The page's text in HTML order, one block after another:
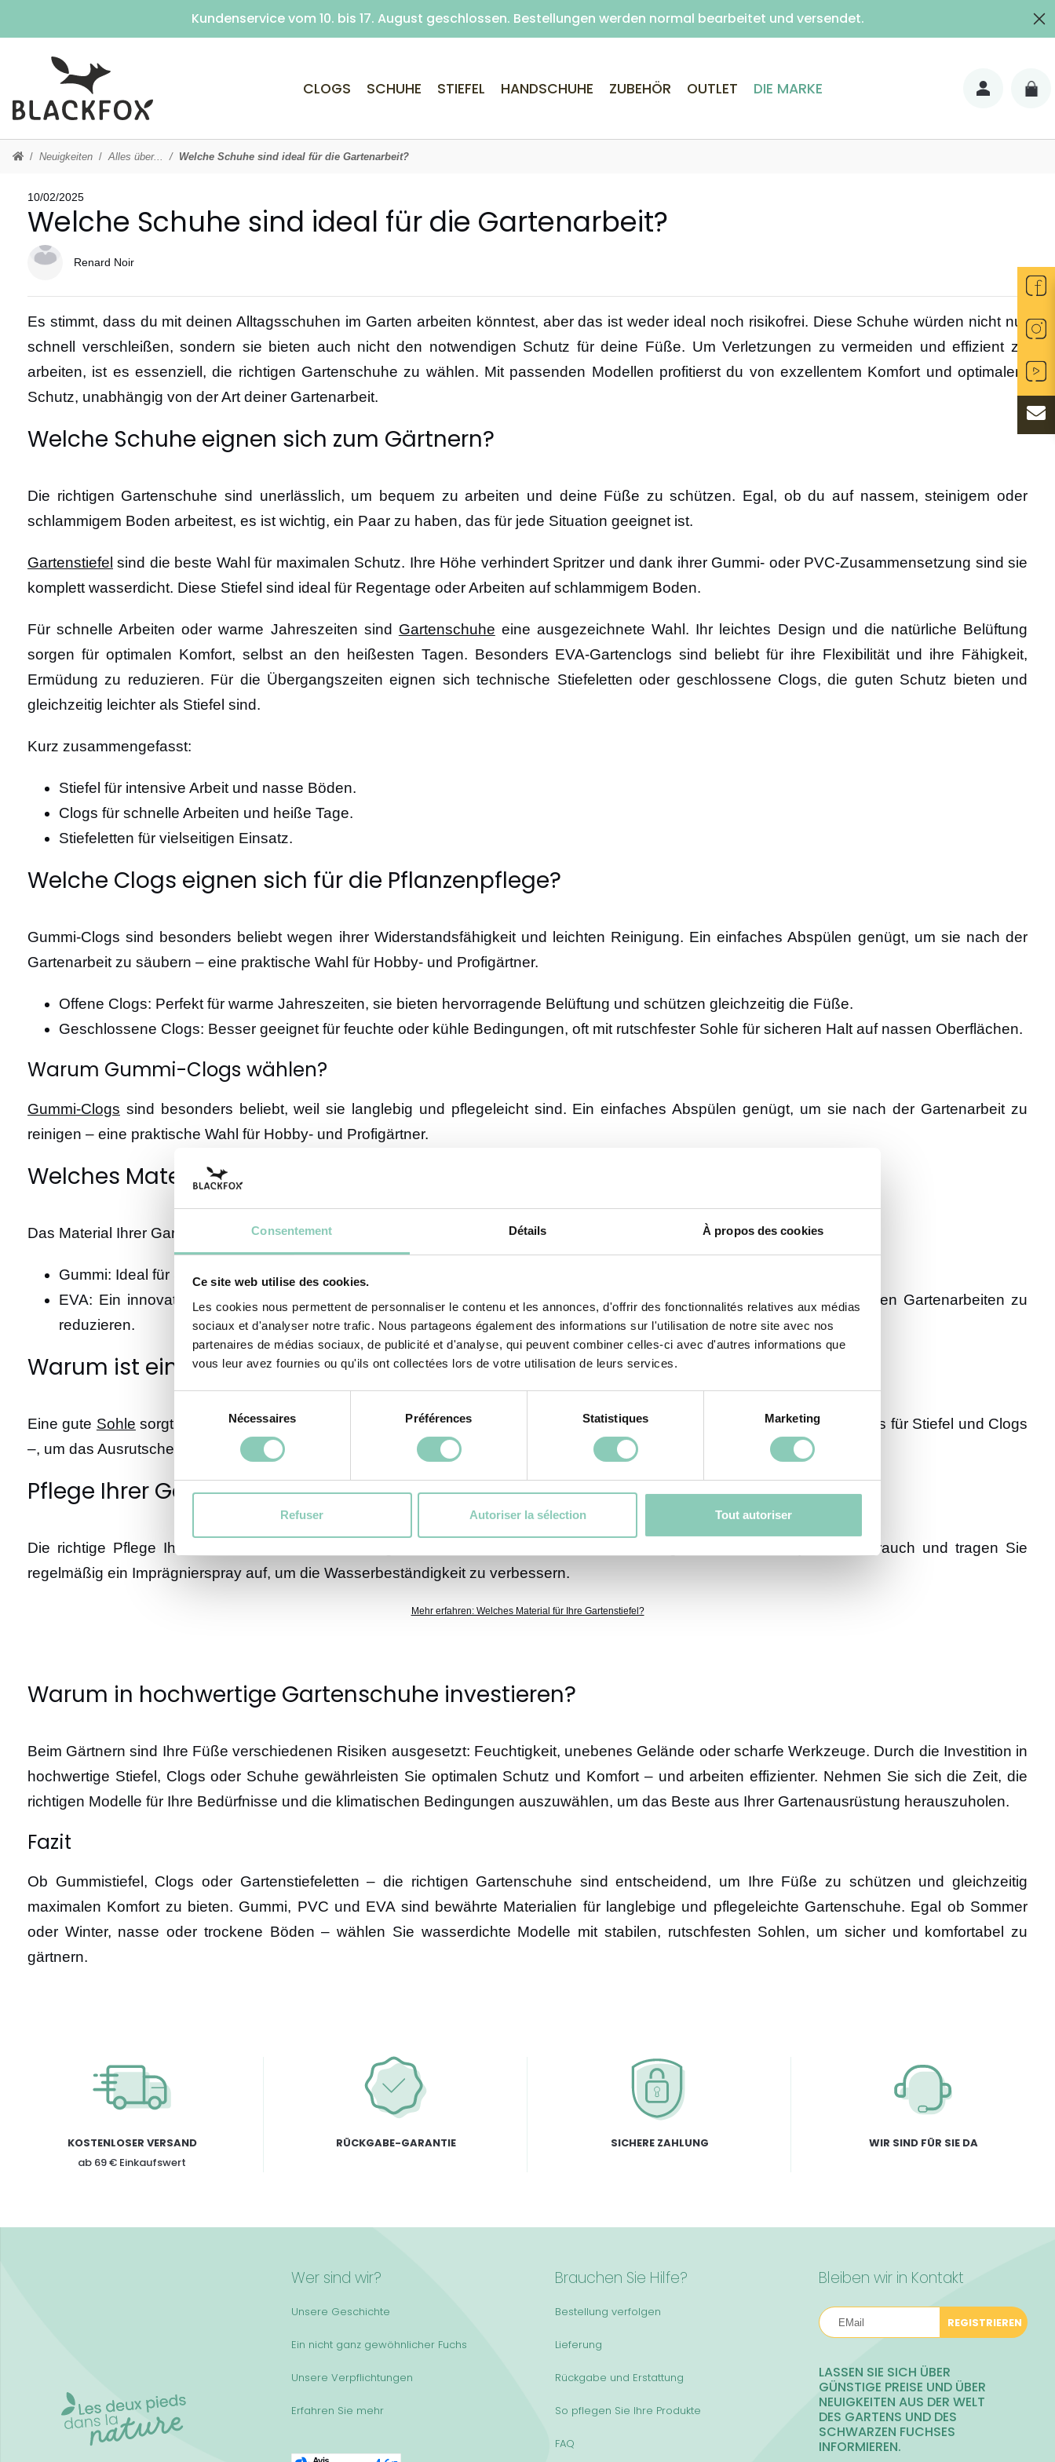
Consentement Détails À propos des cookies
Ce site web utilise des cookies.
Les cookies nous permettent de personnaliser le contenu et les annonces, d'offrir des fonctionnalités relatives aux médias
sociaux et d'analyser notre trafic. Nous partageons également des informations sur l'utilisation de notre site avec nos
partenaires de médias sociaux, de publicité et d'analyse, qui peuvent combiner celles-ci avec d'autres informations que
vous leur avez fournies ou qu'ils ont collectées lors de votre utilisation de leurs services.
consentement
Nécessaires Préférences Statistiques Marketing
Refuser Autoriser la sélection Tout autoriser
Kostenlose Lieferung ab 69€ Einkaufswert (Nach Hause mit Unterschrift)
CLOGS SCHUHE STIEFEL HANDSCHUHE ZUBEHÖR OUTLET DIE MARKE
Neuigkeiten Alles über... Welche Schuhe sind ideal für die Gartenarbeit?
10/02/2025
Welche Schuhe sind ideal für die Gartenarbeit?
Renard Noir
Es stimmt, dass du mit deinen Alltagsschuhen im Garten arbeiten könntest, aber das ist weder ideal noch risikofrei. Diese Schuhe würden nicht nur
schnell verschleißen, sondern sie bieten auch nicht den notwendigen Schutz für deine Füße. Um Verletzungen zu vermeiden und effizient zu
arbeiten, ist es essenziell, die richtigen Gartenschuhe zu wählen. Mit passenden Modellen profitierst du von exzellentem Komfort und optimalem
Schutz, unabhängig von der Art deiner Gartenarbeit.
Welche Schuhe eignen sich zum Gärtnern?
Die richtigen Gartenschuhe sind unerlässlich, um bequem zu arbeiten und deine Füße zu schützen. Egal, ob du auf nassem, steinigem oder
schlammigem Boden arbeitest, es ist wichtig, ein Paar zu haben, das für jede Situation geeignet ist.
Gartenstiefel sind die beste Wahl für maximalen Schutz. Ihre Höhe verhindert Spritzer und dank ihrer Gummi- oder PVC-Zusammensetzung sind sie
komplett wasserdicht. Diese Stiefel sind ideal für Regentage oder Arbeiten auf schlammigem Boden.
Für schnelle Arbeiten oder warme Jahreszeiten sind Gartenschuhe eine ausgezeichnete Wahl. Ihr leichtes Design und die natürliche Belüftung
sorgen für optimalen Komfort, selbst an den heißesten Tagen. Besonders EVA-Gartenclogs sind beliebt für ihre Flexibilität und ihre Fähigkeit,
Ermüdung zu reduzieren. Für die Übergangszeiten eignen sich technische Stiefeletten oder geschlossene Clogs, die guten Schutz bieten und
gleichzeitig leichter als Stiefel sind.
Kurz zusammengefasst:
Stiefel für intensive Arbeit und nasse Böden.
Clogs für schnelle Arbeiten und heiße Tage.
Stiefeletten für vielseitigen Einsatz.
Welche Clogs eignen sich für die Pflanzenpflege?
Gummi-Clogs sind besonders beliebt wegen ihrer Widerstandsfähigkeit und leichten Reinigung. Ein einfaches Abspülen genügt, um sie nach der
Gartenarbeit zu säubern – eine praktische Wahl für Hobby- und Profigärtner.
Offene Clogs: Perfekt für warme Jahreszeiten, sie bieten hervorragende Belüftung und schützen gleichzeitig die Füße.
Geschlossene Clogs: Besser geeignet für feuchte oder kühle Bedingungen, oft mit rutschfester Sohle für sicheren Halt auf nassen Oberflächen.
Warum Gummi-Clogs wählen?
Gummi-Clogs sind besonders beliebt, weil sie langlebig und pflegeleicht sind. Ein einfaches Abspülen genügt, um sie nach der Gartenarbeit zu
reinigen – eine praktische Wahl für Hobby- und Profigärtner.
Welches Material für Gartenschuhe?
Das Material Ihrer Gartenschuhe spielt eine entscheidende Rolle für deren Leistung, Haltbarkeit und Tragekomfort.
Gummi: Ideal für Stiefel, da es von Natur aus wasserdicht ist, hohe Reißfestigkeit aufweist und langlebig ist.
EVA: Ein innovatives Material, das für seine Flexibilität und Dämpfung geschätzt wird – ideal, um Ermüdung bei langen Gartenarbeiten zu
reduzieren.
Warum ist eine gute Sohle entscheidend?
Eine gute Sohle sorgt nicht nur für Komfort, sondern auch für Sicherheit. Wählen Sie profilierte, rutschfeste Sohlen – besonders für Stiefel und Clogs
–, um das Ausrutschen auf nassen oder unebenen Böden zu verhindern.
Pflege Ihrer Gartenschuhe
Die richtige Pflege Ihrer Stiefel und Schuhe verlängert deren Lebensdauer erheblich. Reinigen Sie sie nach jedem Gebrauch und tragen Sie
regelmäßig ein Imprägnierspray auf, um die Wasserbeständigkeit zu verbessern.
Mehr erfahren: Welches Material für Ihre Gartenstiefel?
Warum in hochwertige Gartenschuhe investieren?
Beim Gärtnern sind Ihre Füße verschiedenen Risiken ausgesetzt: Feuchtigkeit, unebenes Gelände oder scharfe Werkzeuge. Durch die Investition in
hochwertige Stiefel, Clogs oder Schuhe gewährleisten Sie optimalen Schutz und Komfort – und arbeiten effizienter. Nehmen Sie sich die Zeit, die
richtigen Modelle für Ihre Bedürfnisse und die klimatischen Bedingungen auszuwählen, um das Beste aus Ihrer Gartenausrüstung herauszuholen.
Fazit
Ob Gummistiefel, Clogs oder Gartenstiefeletten – die richtigen Gartenschuhe sind entscheidend, um Ihre Füße zu schützen und gleichzeitig
maximalen Komfort zu bieten. Gummi, PVC und EVA sind bewährte Materialien für langlebige und pflegeleichte Gartenschuhe. Egal ob Sommer
oder Winter, nasse oder trockene Böden – wählen Sie wasserdichte Modelle mit stabilen, rutschfesten Sohlen, um sicher und komfortabel zu
gärtnern.
KOSTENLOSER VERSAND
ab 69 € Einkaufswert
RÜCKGABE-GARANTIE SICHERE ZAHLUNG WIR SIND FÜR SIE DA
Bleiben wir in Kontakt
REGISTRIEREN
LASSEN SIE SICH ÜBER
GÜNSTIGE PREISE UND ÜBER
NEUIGKEITEN AUS DER WELT
DES GARTENS UND DES
SCHWARZEN FUCHSES
INFORMIEREN.
Wer sind wir?
Unsere Geschichte
Ein nicht ganz gewöhnlicher Fuchs
Unsere Verpflichtungen
Erfahren Sie mehr
Brauchen Sie Hilfe?
Bestellung verfolgen
Lieferung
Rückgabe und Erstattung
So pflegen Sie Ihre Produkte
FAQ
Kundenservice vom 10. bis 17. August geschlossen. Bestellungen werden normal bearbeitet und versendet.